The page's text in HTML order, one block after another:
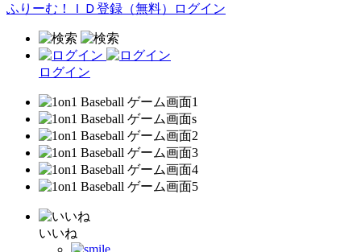
ふりーむ！ＩＤ登録（無料） ログイン
ログイン
いいね